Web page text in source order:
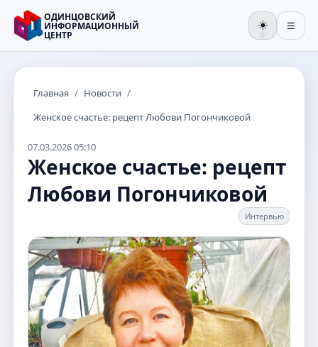
ОДИНЦОВСКИЙ
ИНФОРМАЦИОННЫЙ
ЦЕНТР
☀️ ☰
Главная / Новости /
Женское счастье: рецепт Любови Погончиковой
07.03.2026 05:10
Женское счастье: рецепт
Любови Погончиковой
Интервью